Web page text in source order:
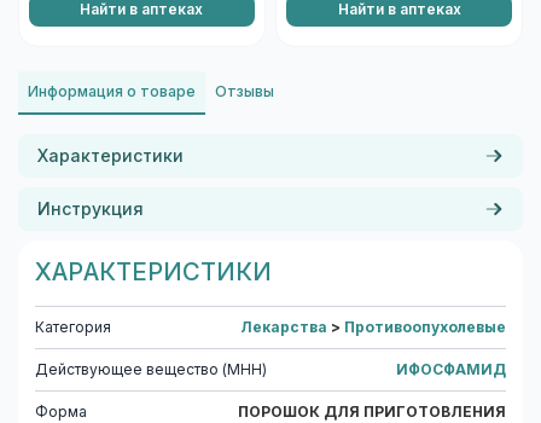
Найти в аптеках Найти в аптеках
Информация о товаре Отзывы
Характеристики
Инструкция
ХАРАКТЕРИСТИКИ
Категория Лекарства > Противоопухолевые
Действующее вещество (МНН) ИФОСФАМИД
Форма
ПОРОШОК ДЛЯ ПРИГОТОВЛЕНИЯ